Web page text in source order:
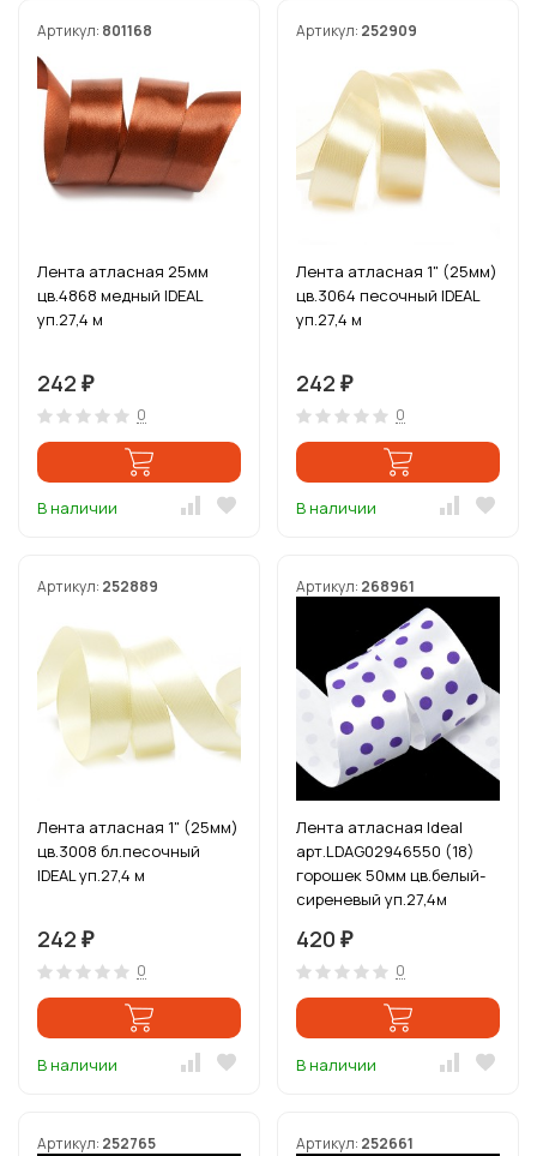
Артикул: 801168
Лента атласная 25мм
цв.4868 медный IDEAL
уп.27,4 м
242 ₽
0
В наличии
Артикул: 252909
Лента атласная 1" (25мм)
цв.3064 песочный IDEAL
уп.27,4 м
242 ₽
0
В наличии
Артикул: 252889
Лента атласная 1" (25мм)
цв.3008 бл.песочный
IDEAL уп.27,4 м
242 ₽
0
В наличии
Артикул: 268961
Лента атласная Ideal
арт.LDAG02946550 (18)
горошек 50мм цв.белый-
сиреневый уп.27,4м
420 ₽
0
В наличии
Артикул: 252765 Артикул: 252661